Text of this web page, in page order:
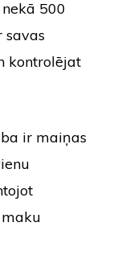
500
savas
kontrolējat
ir maiņas